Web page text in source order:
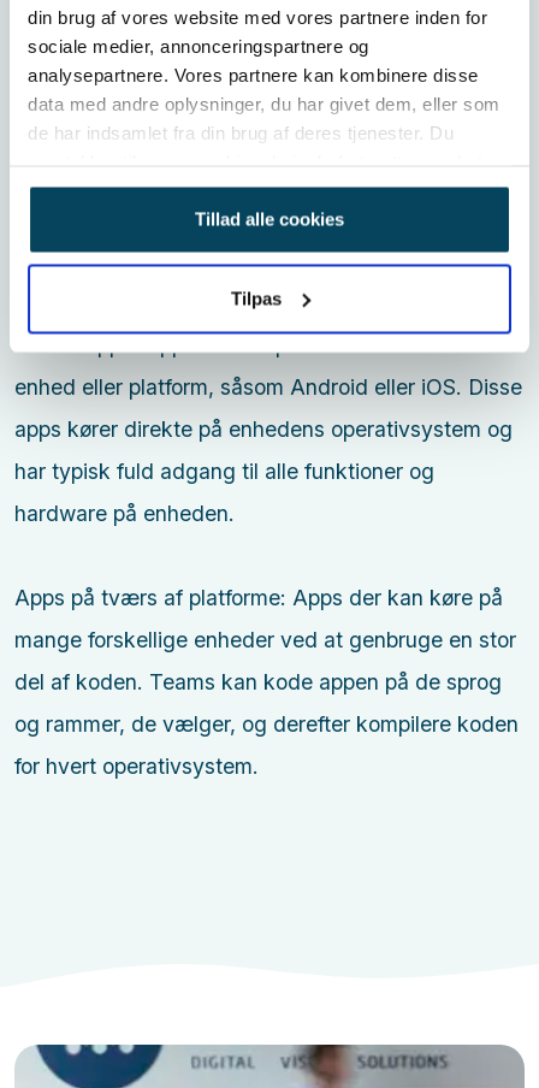
din brug af vores website med vores partnere inden for
sociale medier, annonceringspartnere og
analysepartnere. Vores partnere kan kombinere disse
data med andre oplysninger, du har givet dem, eller som
de har indsamlet fra din brug af deres tjenester. Du
anvende vores hjemmeside.
Tillad alle cookies
Tilpas
brugernes behov og mål. Disse apps distribueres
typisk gennem officielle app-butikker som Apple
App Store eller Google Play, hvilket gør det nemt for
brugerne at finde, installere og opdatere dem.
Mobilapplikationer kan opdeles i forskellige
kategorier baseret på hvordan de er bygget :
enhed eller platform, såsom Android eller iOS. Disse
apps kører direkte på enhedens operativsystem og
har typisk fuld adgang til alle funktioner og
hardware på enheden.
Apps på tværs af platforme: Apps der kan køre på
mange forskellige enheder ved at genbruge en stor
del af koden. Teams kan kode appen på de sprog
og rammer, de vælger, og derefter kompilere koden
for hvert operativsystem.